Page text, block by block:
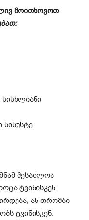
მოითხოვოთ
სისუსტე
შესაძლოა
ტვინისკენ
ან თრომბი
ტვინისკენ.